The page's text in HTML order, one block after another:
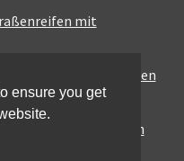
mit
Sport-Touring-Reifen
für den urbanen
ensure you get